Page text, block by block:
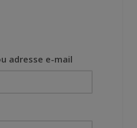
adresse e-mail